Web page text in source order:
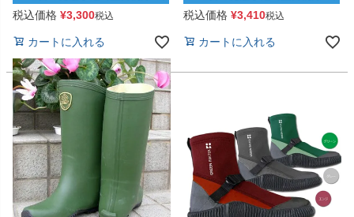
税込価格 ¥3,300税込
カートに入れる
税込価格 ¥3,410税込
カートに入れる